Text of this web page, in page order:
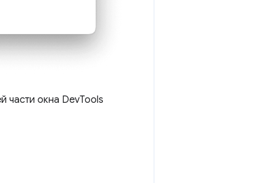
части окна DevTools